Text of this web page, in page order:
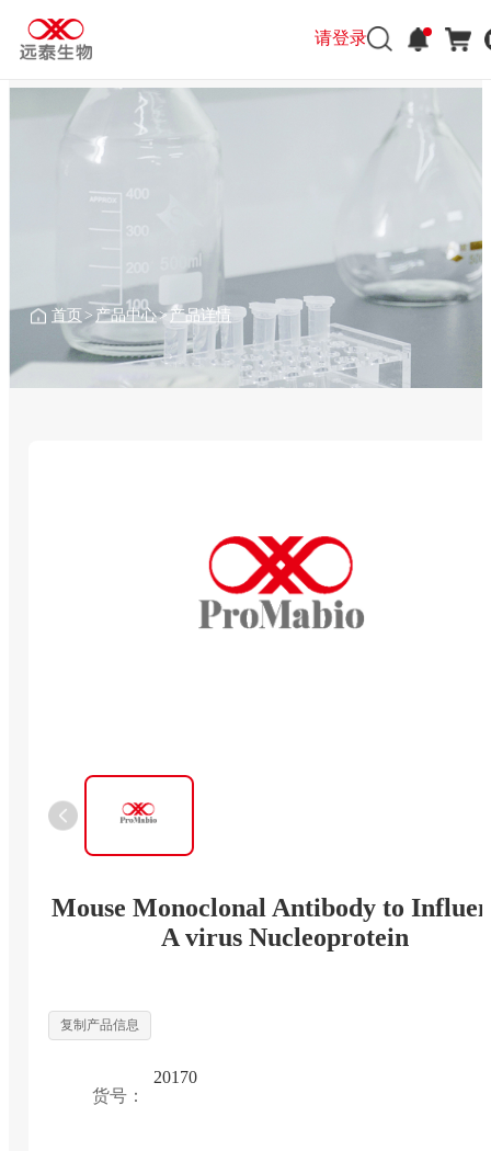
请登录
首页 > 产品中心> 产品详情
Mouse Monoclonal Antibody to
A virus Nucleoprotein
复制产品信息
货号：
20170